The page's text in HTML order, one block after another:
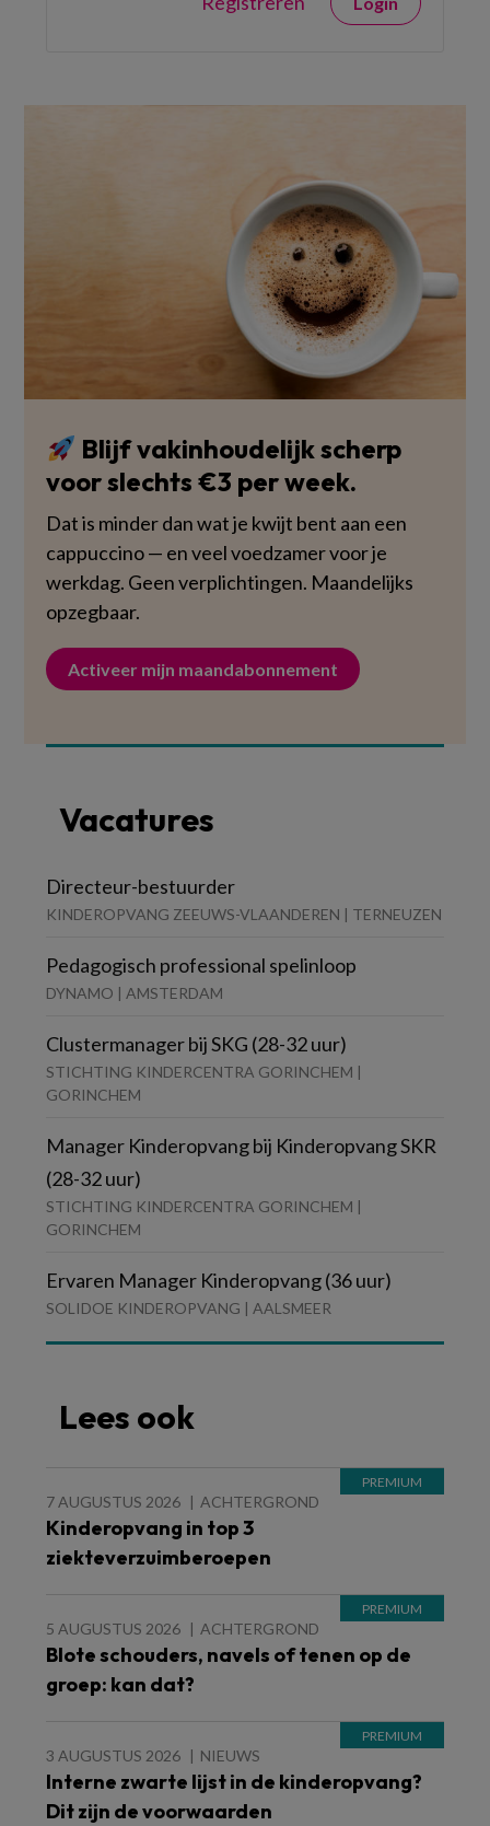
Blijf vakinhoudelijk scherp
voor slechts €3 per week.
Dat is minder dan wat je kwijt bent aan een
cappuccino — en veel voedzamer voor je
werkdag. Geen verplichtingen. Maandelijks
opzegbaar.
Activeer mijn maandabonnement
Vacatures
Directeur-bestuurder
KINDEROPVANG ZEEUWS-VLAANDEREN | TERNEUZEN
Pedagogisch professional spelinloop
DYNAMO | AMSTERDAM
Clustermanager bij SKG (28-32 uur)
STICHTING KINDERCENTRA GORINCHEM |
GORINCHEM
Manager Kinderopvang bij Kinderopvang SKR
(28-32 uur)
STICHTING KINDERCENTRA GORINCHEM |
GORINCHEM
Ervaren Manager Kinderopvang (36 uur)
SOLIDOE KINDEROPVANG | AALSMEER
Lees ook
7 AUGUSTUS 2026 ACHTERGROND
Kinderopvang in top 3
ziekteverzuimberoepen
5 AUGUSTUS 2026 ACHTERGROND
Blote schouders, navels of tenen op de
groep: kan dat?
3 AUGUSTUS 2026 NIEUWS
Interne zwarte lijst in de kinderopvang?
Dit zijn de voorwaarden